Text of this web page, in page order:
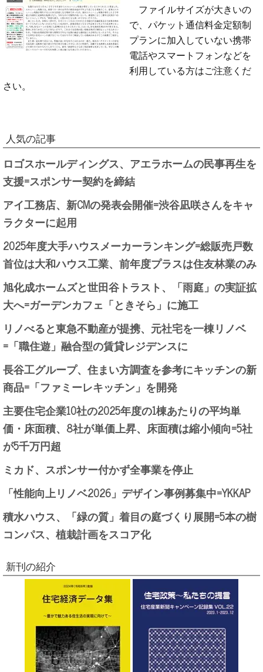
ファイルサイズが大きいの
で、パケット通信料金定額制
プランに加入していない携帯
電話やスマートフォンなどを
利用している方はご注意くだ
さい。
人気の記事
ロゴスホールディングス、アエラホームの民事再生を
支援=スポンサー契約を締結
アイ工務店、新CMの発表会開催=渋谷凪咲さんをキャ
ラクターに起用
2025年度大手ハウスメーカーランキング=総販売戸数
首位は大和ハウス工業、前年度プラスは住友林業のみ
旭化成ホームズと世田谷トラスト、「雨庭」の実証拡
大へ=ガーデンカフェ「ときそら」に施工
リノべると東急不動産が提携、元社宅を一棟リノベ
=「職住遊」融合型の賃貸レジデンスに
長谷工グループ、住まい方調査を参考にキッチンの新
商品=「ファミーレキッチン」を開発
主要住宅企業10社の2025年度の1棟あたりの平均単
価・床面積、8社が単価上昇、床面積は縮小傾向=5社
が5千万円超
ミカド、スポンサー付かず全事業を停止
「性能向上リノベ2026」デザイン事例募集中=YKKAP
積水ハウス、「緑の質」着目の庭づくり展開=5本の樹
コンパス、植栽計画をスコア化
新刊の紹介